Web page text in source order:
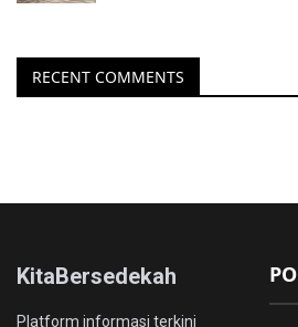
RECENT COMMENTS
KitaBersedekah
Platform informasi terkini